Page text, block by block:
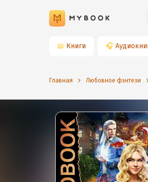
📖 Книги 🎧
Главная Любовное фэнтези